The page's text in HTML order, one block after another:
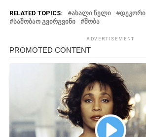
RELATED TOPICS: ᲐᲮᲐᲚᲘ ᲬᲔᲚᲘ
ᲓᲔᲙᲝᲠᲘ
ᲡᲐᲨᲝᲑᲐᲝ ᲒᲕᲘᲠᲒᲕᲘᲜᲘ
ᲨᲝᲑᲐ
ADVERTISEMENT